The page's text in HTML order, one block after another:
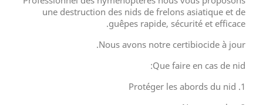
une destruction des nids de frelons asiatique et de
guêpes rapide, sécurité et efficace.
Nous avons notre certibiocide à jour.
Que faire en cas de nid:
1. Protéger les abords du nid